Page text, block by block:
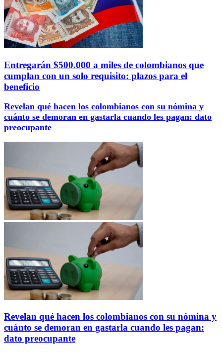
Entregarán $500.000 a miles de colombianos que
cumplan con un solo requisito: plazos para el
beneficio
Revelan qué hacen los colombianos con su nómina y
cuánto se demoran en gastarla cuando les pagan: dato
preocupante
Revelan qué hacen los colombianos con su nómina y
cuánto se demoran en gastarla cuando les pagan:
dato preocupante